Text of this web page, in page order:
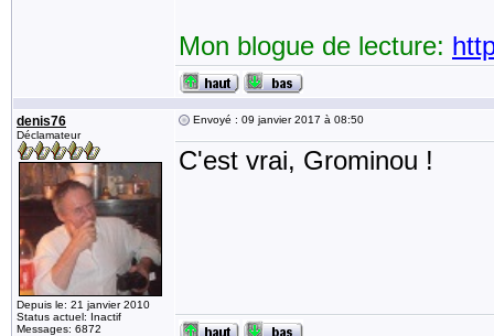
Mon blogue de lecture:
denis76
Déclamateur
Depuis le: 21 janvier 2010
Status actuel: Inactif
Messages: 6872
Envoyé : 09 janvier 2017 à 08:50
C'est vrai, Grominou !